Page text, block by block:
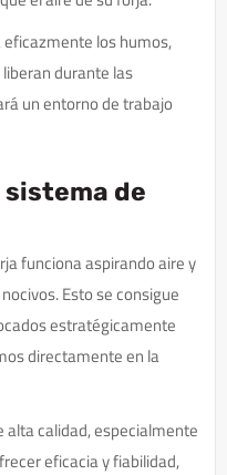
los humos,
durante las
un entorno de trabajo
de
funciona aspirando aire y
Esto se consigue
estratégicamente
directamente en la
calidad, especialmente
eficacia y fiabilidad,